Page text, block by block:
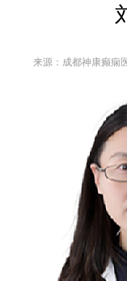
来源：成都神康癫痫